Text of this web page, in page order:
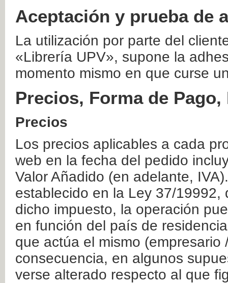
Aceptación y prueba de
La utilización por parte del
«Librería UPV», supone la
momento mismo en que curse
Precios, Forma de
Precios
Los precios aplicables a cada
web en la fecha del pedido
Valor Añadido (en adelante,
establecido en la Ley 37/
dicho impuesto, la operación
en función del país de
que actúa el mismo
consecuencia, en algunos
verse alterado respecto al que